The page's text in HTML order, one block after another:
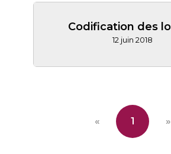
Codification des
12 juin 2018
« 1 »